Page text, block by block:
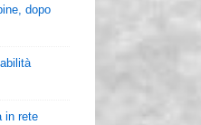
dopo
in rete